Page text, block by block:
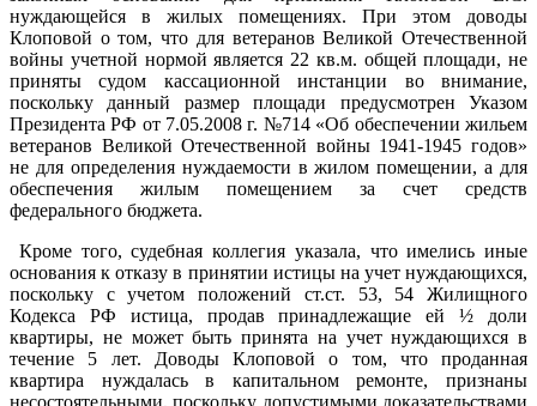
нуждающейся в жилых помещениях. При этом доводы
Клоповой о том, что для ветеранов Великой Отечественной
войны учетной нормой является 22 кв.м. общей площади, не
приняты судом кассационной инстанции во внимание,
поскольку данный размер площади предусмотрен Указом
Президента РФ от 7.05.2008 г. №714 «Об обеспечении жильем
ветеранов Великой Отечественной войны 1941-1945 годов»
не для определения нуждаемости в жилом помещении, а для
обеспечения жилым помещением за счет средств
федерального бюджета.
Кроме того, судебная коллегия указала, что имелись иные
основания к отказу в принятии истицы на учет нуждающихся,
поскольку с учетом положений ст.ст. 53, 54 Жилищного
Кодекса РФ истица, продав принадлежащие ей ½ доли
квартиры, не может быть принята на учет нуждающихся в
течение 5 лет. Доводы Клоповой о том, что проданная
квартира нуждалась в капитальном ремонте, признаны